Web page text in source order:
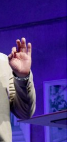
Eiersuche!